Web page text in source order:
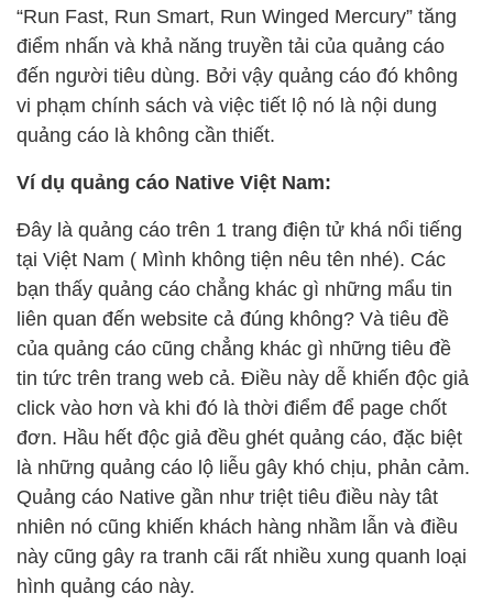
“Run Fast, Run Smart, Run Winged Mercury” tăng
điểm nhấn và khả năng truyền tải của quảng cáo
đến người tiêu dùng. Bởi vậy quảng cáo đó không
vi phạm chính sách và việc tiết lộ nó là nội dung
quảng cáo là không cần thiết.
Ví dụ quảng cáo Native Việt Nam:
Đây là quảng cáo trên 1 trang điện tử khá nổi tiếng
tại Việt Nam ( Mình không tiện nêu tên nhé). Các
bạn thấy quảng cáo chẳng khác gì những mẩu tin
liên quan đến website cả đúng không? Và tiêu đề
của quảng cáo cũng chẳng khác gì những tiêu đề
tin tức trên trang web cả. Điều này dễ khiến độc giả
click vào hơn và khi đó là thời điểm để page chốt
đơn. Hầu hết độc giả đều ghét quảng cáo, đặc biệt
là những quảng cáo lộ liễu gây khó chịu, phản cảm.
Quảng cáo Native gần như triệt tiêu điều này tât
nhiên nó cũng khiến khách hàng nhầm lẫn và điều
này cũng gây ra tranh cãi rất nhiều xung quanh loại
hình quảng cáo này.